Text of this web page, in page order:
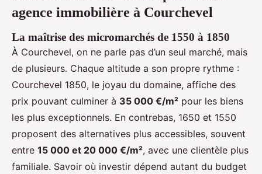
agence immobilière à Courchevel
La maîtrise des micromarchés de 1550 à 1850
À Courchevel, on ne parle pas d’un seul marché, mais
de plusieurs. Chaque altitude a son propre rythme :
Courchevel 1850, le joyau du domaine, affiche des
prix pouvant culminer à 35 000 €/m² pour les biens
les plus exceptionnels. En contrebas, 1650 et 1550
proposent des alternatives plus accessibles, souvent
entre 15 000 et 20 000 €/m², avec une clientèle plus
familiale. Savoir où investir dépend autant du budget